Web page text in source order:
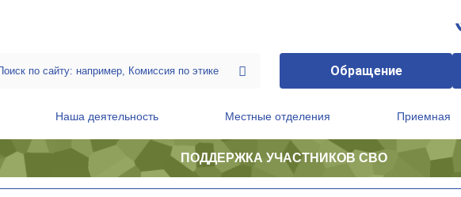
Обращение
Наша деятельность Местные отделения Приемная
ПОДДЕРЖКА УЧАСТНИКОВ СВО